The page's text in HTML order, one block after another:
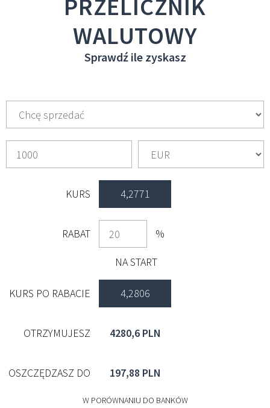
PRZELICZNIK
WALUTOWY
Sprawdź ile zyskasz
KURS 4,2771
RABAT %
NA START
KURS PO RABACIE 4,2806
OTRZYMUJESZ 4280,6 PLN
OSZCZĘDZASZ DO 197,88 PLN
W PORÓWNANIU DO BANKÓW